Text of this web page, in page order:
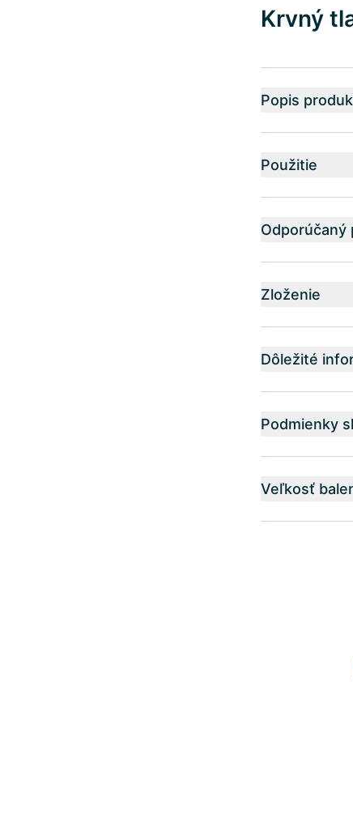
Krvný
Popis
Použitie
Odporúčaný
Zloženie
Dôležité
Podmienky
Veľkosť